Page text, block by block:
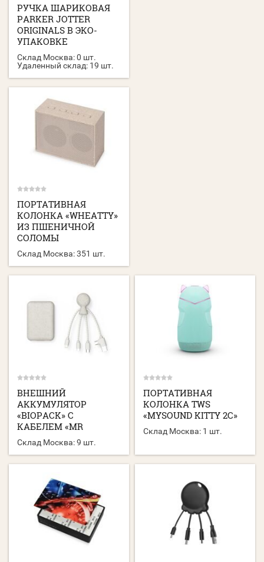
РУЧКА ШАРИКОВАЯ
PARKER JOTTER
ORIGINALS В ЭКО-
УПАКОВКЕ
Склад Москва:0 шт.
Удаленный склад: 19 шт.
ПОРТАТИВНАЯ
КОЛОНКА «WHEATTY»
ИЗ ПШЕНИЧНОЙ
СОЛОМЫ
Склад Москва:351 шт.
ВНЕШНИЙ
АККУМУЛЯТОР
«BIOPACK» C
КАБЕЛЕМ «MR
Склад Москва:9 шт.
ПОРТАТИВНАЯ
КОЛОНКА TWS
«MYSOUND KITTY 2C»
Склад Москва: 1 шт.